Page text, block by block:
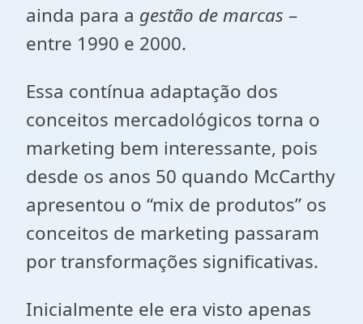
ainda para a gestão de marcas –
entre 1990 e 2000.
Essa contínua adaptação dos
conceitos mercadológicos torna o
marketing bem interessante, pois
desde os anos 50 quando McCarthy
apresentou o “mix de produtos” os
conceitos de marketing passaram
por transformações significativas.
Inicialmente ele era visto apenas